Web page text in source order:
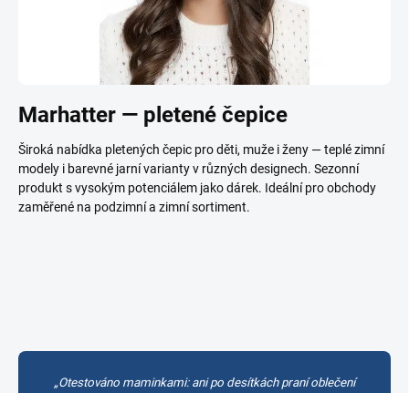
Marhatter — pletené čepice
Široká nabídka pletených čepic pro děti, muže i ženy — teplé zimní
modely i barevné jarní varianty v různých designech. Sezonní
produkt s vysokým potenciálem jako dárek. Ideální pro obchody
zaměřené na podzimní a zimní sortiment.
„Otestováno maminkami: ani po desítkách praní oblečení